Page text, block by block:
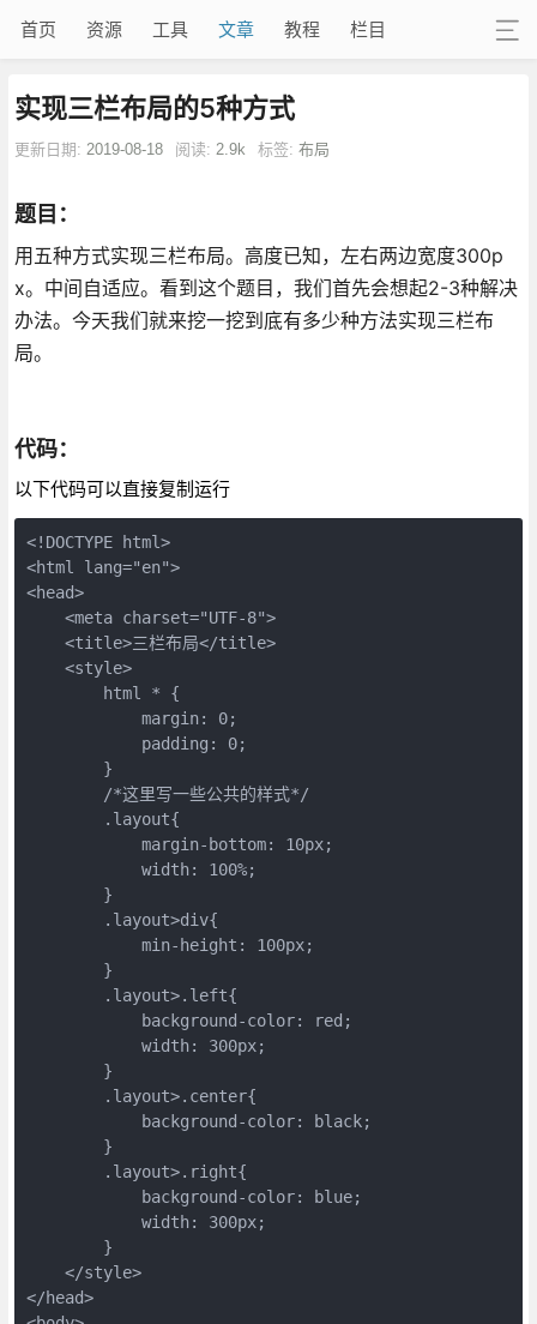
首页 资源 工具 文章 教程 栏目
实现三栏布局的5种方式
更新日期: 2019-08-18 阅读: 2.9k 标签: 布局
题目：
用五种方式实现三栏布局。高度已知，左右两边宽度300p
x。中间自适应。看到这个题目，我们首先会想起2-3种解决
办法。今天我们就来挖一挖到底有多少种方法实现三栏布
局。
代码：
以下代码可以直接复制运行
<!DOCTYPE html>
<html lang="en">
<head>
    <meta charset="UTF-8">
    <title>三栏布局</title>
    <style>
        html * {
            margin: 0;
            padding: 0;
        }
        /*这里写一些公共的样式*/
        .layout{
            margin-bottom: 10px;
            width: 100%;
        }
        .layout>div{
            min-height: 100px;
        }
        .layout>.left{
            background-color: red;
            width: 300px;
        }
        .layout>.center{
            background-color: black;
        }
        .layout>.right{
            background-color: blue;
            width: 300px;
        }
    </style>
</head>